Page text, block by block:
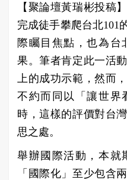
【聚論壇黃瑞彬投稿
完成徒手攀爬台北101
際矚目焦點，也為台
果。筆者肯定此一活
上的成功示範，然而
不約而同以「讓世界
時，這樣的評價對台
思之處。
舉辦國際活動，本就
「國際化」至少包含